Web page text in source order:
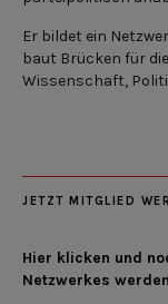
Er bildet ein
baut Brücken für
Wissenschaft,
JETZT MITGLIED
Hier klicken und
Netzwerkes